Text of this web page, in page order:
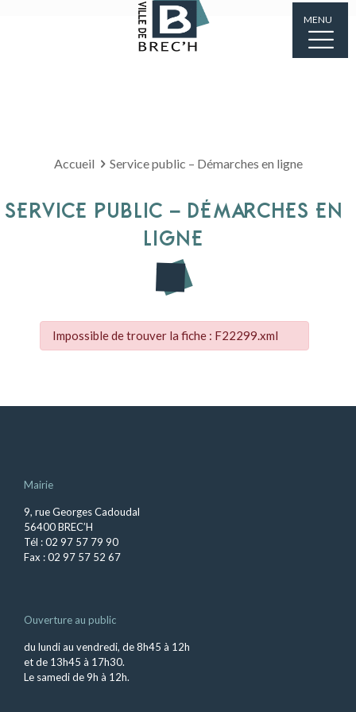
MENU
Accueil Service public – Démarches en ligne
SERVICE PUBLIC – DÉMARCHES EN
LIGNE
Impossible de trouver la fiche : F22299.xml
Mairie
9, rue Georges Cadoudal
56400 BREC’H
Tél : 02 97 57 79 90
Fax : 02 97 57 52 67
Ouverture au public
du lundi au vendredi, de 8h45 à 12h
et de 13h45 à 17h30.
Le samedi de 9h à 12h.